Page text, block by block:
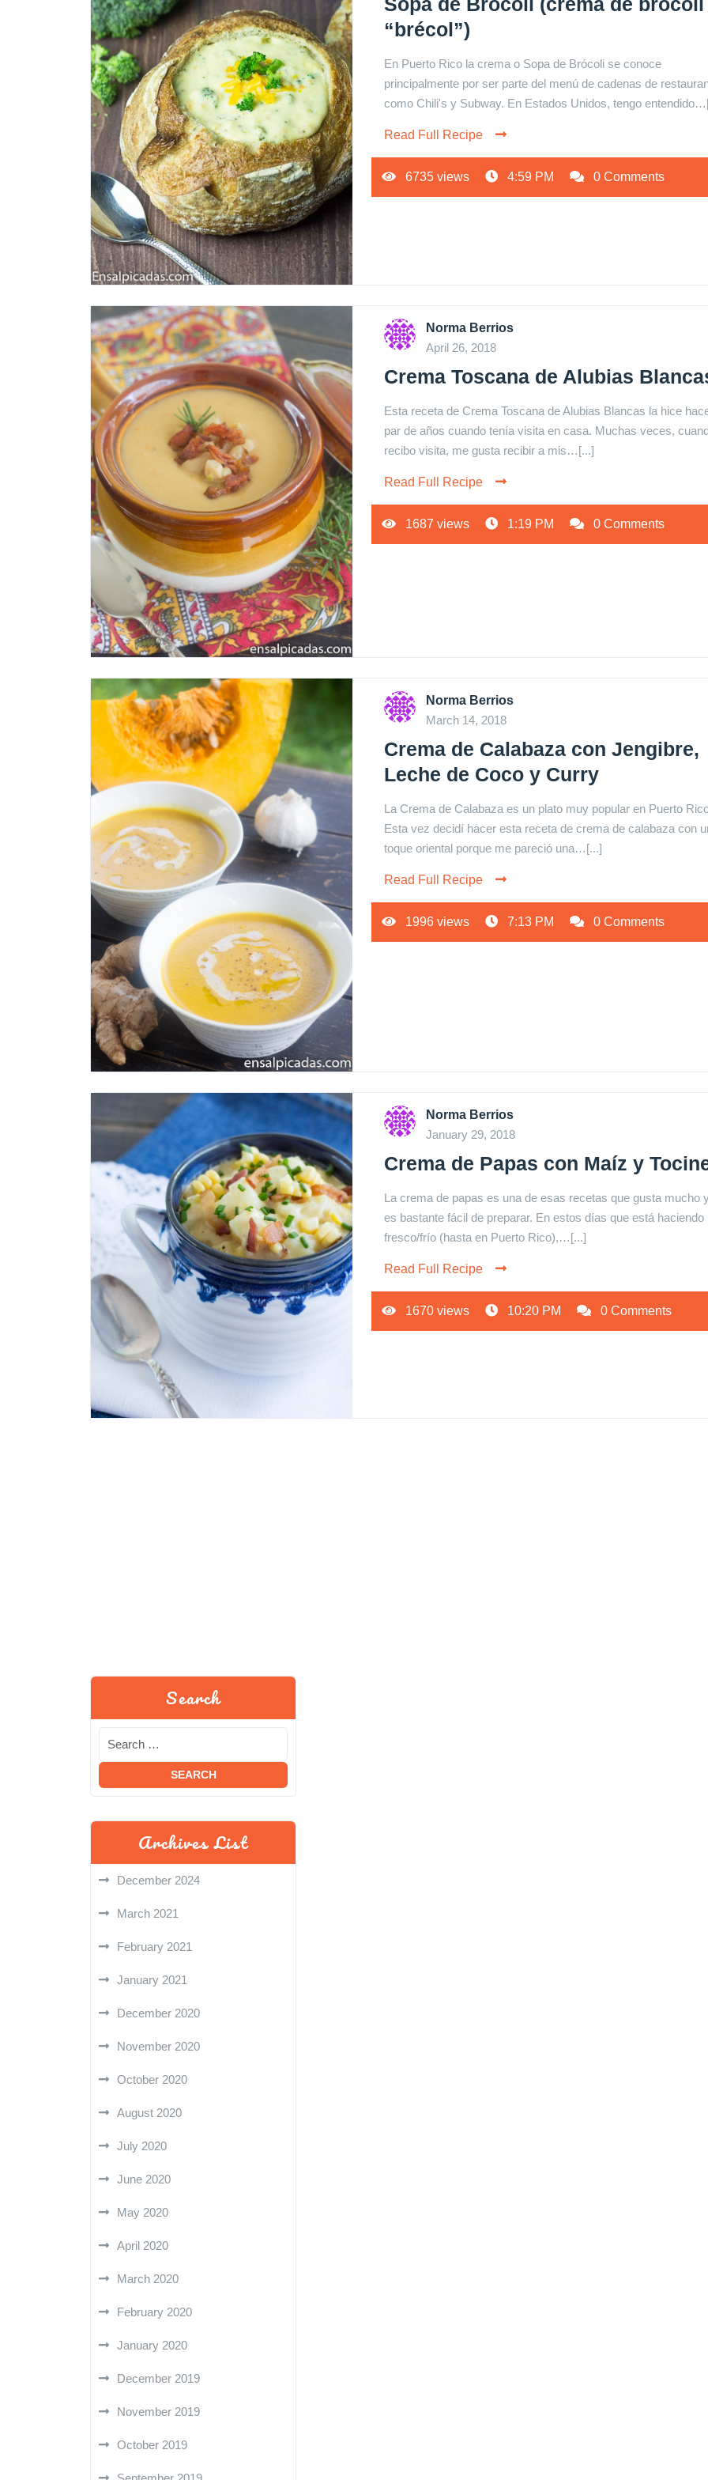
“brécol”)
En Puerto Rico la crema o Sopa de Brócoli se conoce
principalmente por ser parte del menú de cadenas de
como Chili's y Subway. En Estados Unidos, tengo
Read Full Recipe
6735 views 4:59 PM 0 Comments
Norma Berrios
April 26, 2018
Crema Toscana de Alubias
Esta receta de Crema Toscana de Alubias Blancas la hice
par de años cuando tenía visita en casa. Muchas veces,
recibo visita, me gusta recibir a mis…[...]
Read Full Recipe
1687 views 1:19 PM 0 Comments
Norma Berrios
March 14, 2018
Crema de Calabaza con Jengibre,
Leche de Coco y Curry
La Crema de Calabaza es un plato muy popular en Puerto
Esta vez decidí hacer esta receta de crema de calabaza con
toque oriental porque me pareció una…[...]
Read Full Recipe
1996 views 7:13 PM 0 Comments
Norma Berrios
January 29, 2018
Crema de Papas con Maíz y
La crema de papas es una de esas recetas que gusta mucho
es bastante fácil de preparar. En estos días que está haciendo
fresco/frío (hasta en Puerto Rico),…[...]
Read Full Recipe
1670 views 10:20 PM 0 Comments
Search
Archives List
December 2024
March 2021
February 2021
January 2021
December 2020
November 2020
October 2020
August 2020
July 2020
June 2020
May 2020
April 2020
March 2020
February 2020
January 2020
December 2019
November 2019
October 2019